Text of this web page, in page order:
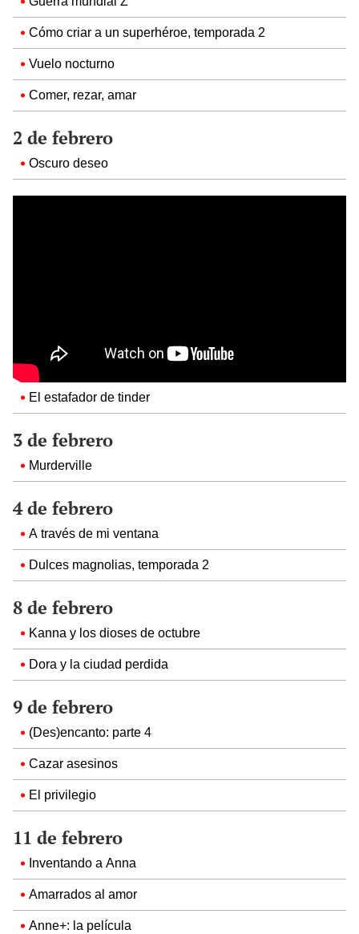
Cómo criar a un superhéroe, temporada 2
Vuelo nocturno
Comer, rezar, amar
2 de febrero
Oscuro deseo
El estafador de tinder
3 de febrero
Murderville
4 de febrero
A través de mi ventana
Dulces magnolias, temporada 2
8 de febrero
Kanna y los dioses de octubre
Dora y la ciudad perdida
9 de febrero
(Des)encanto: parte 4
Cazar asesinos
El privilegio
11 de febrero
Inventando a Anna
Amarrados al amor
Anne+: la película